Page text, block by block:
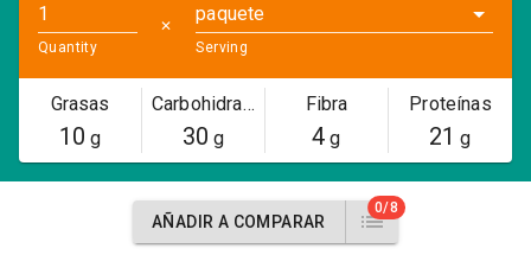
Quantity
✕
paquete
Serving
Grasas
10 g
Carbohidratos
30 g
Fibra
4 g
Proteínas
21 g
AÑADIR A COMPARAR
0/8